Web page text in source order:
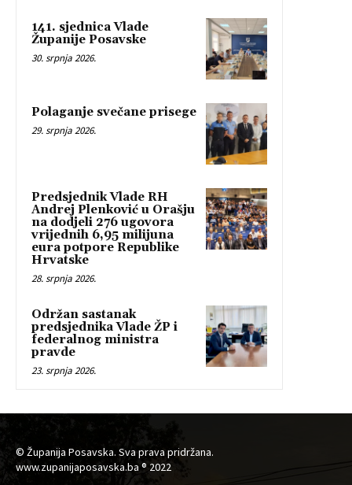
141. sjednica Vlade
Županije Posavske
30. srpnja 2026.
Polaganje svečane prisege
29. srpnja 2026.
Predsjednik Vlade RH
Andrej Plenković u Orašju
na dodjeli 276 ugovora
vrijednih 6,95 milijuna
eura potpore Republike
Hrvatske
28. srpnja 2026.
Održan sastanak
predsjednika Vlade ŽP i
federalnog ministra
pravde
23. srpnja 2026.
© Županija Posavska. Sva prava pridržana.
www.zupanijaposavska.ba ® 2022